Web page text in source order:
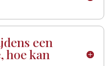
een
hoe kan